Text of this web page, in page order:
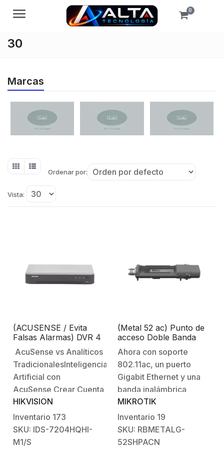
Menú 0
30
Marcas
Ordenar por:
Vista:
(ACUSENSE / Evita
Falsas Alarmas) DVR 4
Megapixel / 4 Canales
TURBOHD + 2 Canales
IP / 1 Bahía de Disco
Duro / 1 Canal de Audio
AcuSense vs Analíticos
TradicionalesInteligencia
Artificial con
AcuSense Crear Cuenta
Hik-ConnectCruce de
Linea en 90
Segundos AcuSense
Áreas
HIKVISION
Inventario 173
SKU: IDS-7204HQHI-
M1/S
(Metal 52 ac) Punto de
acceso Doble Banda
802.11 a/b/g/n/ac, Hasta
1260mW de potencia
con carcasa Metálica
para inmunidad al ruido.
Ahora con soporte
802.11ac, un puerto
Gigabit Ethernet y una
banda inalámbrica
seleccionable (2.4GHz o
5GHz, hasta 80 MHz de
canal ancho). El nuevo
puerto Gigabit le
MIKROTIK
Inventario 19
SKU: RBMETALG-
52SHPACN